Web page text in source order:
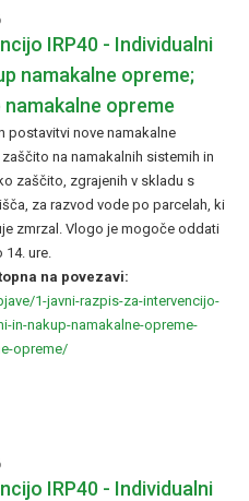
IRP40 - Individualni
namakalne opreme;
opreme
postavitvi nove namakalne
na namakalnih sistemih in
zaščito, zgrajenih v skladu s
za razvod vode po parcelah, ki
zmrzal. Vlogo je mogoče oddati
ure.
na povezavi:
1-javni-razpis-za-intervencijo-
in-nakup-namakalne-opreme-
opreme/
IRP40 - Individualni